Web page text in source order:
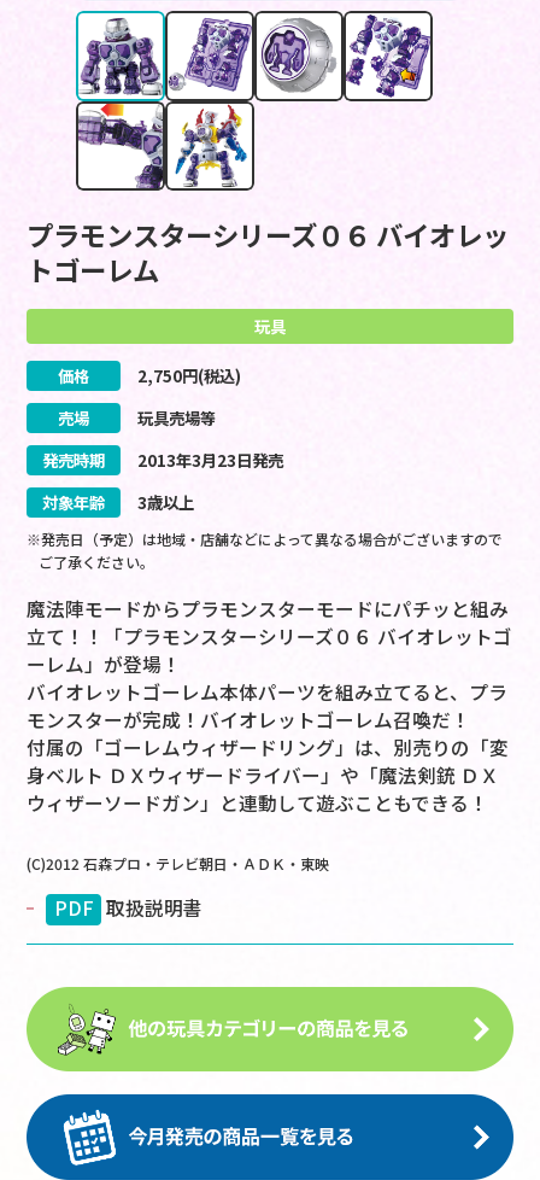
プラモンスターシリーズ０６ バイオレッ
トゴーレム
玩具
価格 2,750円(税込)
売場
玩具売場等
発売時期
2013年3月23日発売
対象年齢
3歳以上
※発売日（予定）は地域・店舗などによって異なる場合がございますので
ご了承ください。
魔法陣モードからプラモンスターモードにパチッと組み
立て！！「プラモンスターシリーズ０６ バイオレットゴ
ーレム」が登場！
バイオレットゴーレム本体パーツを組み立てると、プラ
モンスターが完成！バイオレットゴーレム召喚だ！
付属の「ゴーレムウィザードリング」は、別売りの「変
身ベルト ＤＸウィザードライバー」や「魔法剣銃 ＤＸ
ウィザーソードガン」と連動して遊ぶこともできる！
(C)2012 石森プロ・テレビ朝日・ＡＤＫ・東映
PDF 取扱説明書